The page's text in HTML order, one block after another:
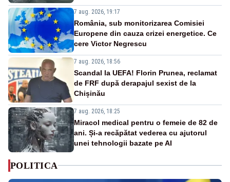
7 aug. 2026, 19:17
România, sub monitorizarea Comisiei
Europene din cauza crizei energetice. Ce
cere Victor Negrescu
7 aug. 2026, 18:56
Scandal la UEFA! Florin Prunea, reclamat
de FRF după derapajul sexist de la
Chișinău
7 aug. 2026, 18:25
Miracol medical pentru o femeie de 82 de
ani. Și-a recăpătat vederea cu ajutorul
unei tehnologii bazate pe AI
POLITICA